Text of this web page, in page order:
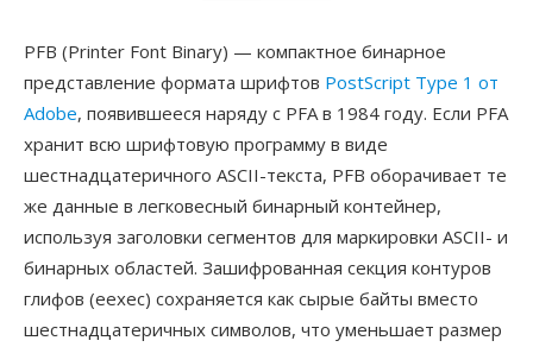
PFB (Printer Font Binary) — компактное бинарное
представление формата шрифтов PostScript Type 1 от
Adobe, появившееся наряду с PFA в 1984 году. Если PFA
хранит всю шрифтовую программу в виде
шестнадцатеричного ASCII-текста, PFB оборачивает те
же данные в легковесный бинарный контейнер,
используя заголовки сегментов для маркировки ASCII- и
бинарных областей. Зашифрованная секция контуров
глифов (eexec) сохраняется как сырые байты вместо
шестнадцатеричных символов, что уменьшает размер